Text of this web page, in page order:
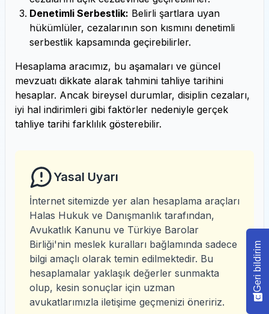
Denetimli Serbestlik: Belirli şartlara uyan
hükümlüler, cezalarının son kısmını denetimli
serbestlik kapsamında geçirebilirler.
Hesaplama aracımız, bu aşamaları ve güncel
mevzuatı dikkate alarak tahmini tahliye tarihini
hesaplar. Ancak bireysel durumlar, disiplin cezaları,
iyi hal indirimleri gibi faktörler nedeniyle gerçek
tahliye tarihi farklılık gösterebilir.
Yasal Uyarı
İnternet sitemizde yer alan hesaplama araçları
Halas Hukuk ve Danışmanlık tarafından,
Avukatlık Kanunu ve Türkiye Barolar
Birliği'nin meslek kuralları bağlamında sadece
bilgi amaçlı olarak temin edilmektedir. Bu
hesaplamalar yaklaşık değerler sunmakta
olup, kesin sonuçlar için uzman
avukatlarımızla iletişime geçmenizi öneririz.
Geri bildirim